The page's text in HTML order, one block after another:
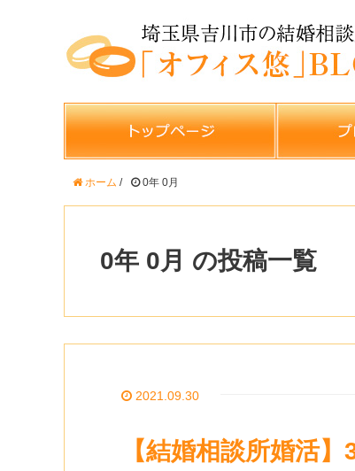
ホーム / 0年 0月
0年 0月 の投稿一覧
2021.09.30
【結婚相談所婚活